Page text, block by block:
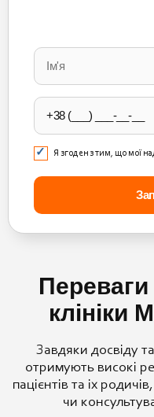
leave
this
field
empty.
Я згоден з тим, що мої
Завдяки досвіду
отримують високі
пацієнтів та іх
чи